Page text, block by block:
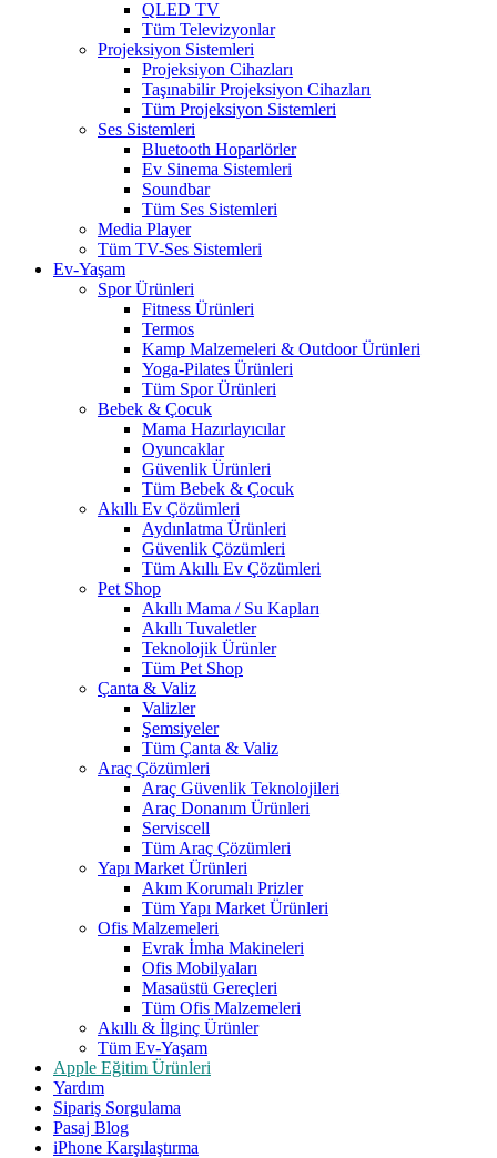
QLED TV
Tüm Televizyonlar
Projeksiyon Sistemleri
Projeksiyon Cihazları
Taşınabilir Projeksiyon Cihazları
Tüm Projeksiyon Sistemleri
Ses Sistemleri
Bluetooth Hoparlörler
Ev Sinema Sistemleri
Soundbar
Tüm Ses Sistemleri
Media Player
Tüm TV-Ses Sistemleri
Ev-Yaşam
Spor Ürünleri
Fitness Ürünleri
Termos
Kamp Malzemeleri & Outdoor Ürünleri
Yoga-Pilates Ürünleri
Tüm Spor Ürünleri
Bebek & Çocuk
Mama Hazırlayıcılar
Oyuncaklar
Güvenlik Ürünleri
Tüm Bebek & Çocuk
Akıllı Ev Çözümleri
Aydınlatma Ürünleri
Güvenlik Çözümleri
Tüm Akıllı Ev Çözümleri
Pet Shop
Akıllı Mama / Su Kapları
Akıllı Tuvaletler
Teknolojik Ürünler
Tüm Pet Shop
Çanta & Valiz
Valizler
Şemsiyeler
Tüm Çanta & Valiz
Araç Çözümleri
Araç Güvenlik Teknolojileri
Araç Donanım Ürünleri
Serviscell
Tüm Araç Çözümleri
Yapı Market Ürünleri
Akım Korumalı Prizler
Tüm Yapı Market Ürünleri
Ofis Malzemeleri
Evrak İmha Makineleri
Ofis Mobilyaları
Masaüstü Gereçleri
Tüm Ofis Malzemeleri
Akıllı & İlginç Ürünler
Tüm Ev-Yaşam
Apple Eğitim Ürünleri
Yardım
Sipariş Sorgulama
Pasaj Blog
iPhone Karşılaştırma